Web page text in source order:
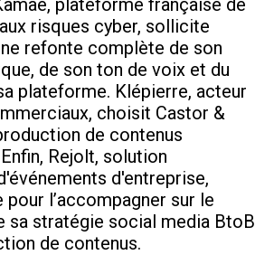
plateforme française de
risques cyber, sollicite
refonte complète de son
de son ton de voix et du
plateforme. Klépierre, acteur
choisit Castor &
de contenus
Rejolt, solution
d'entreprise,
pour l’accompagner sur le
sa stratégie social media BtoB
de contenus.